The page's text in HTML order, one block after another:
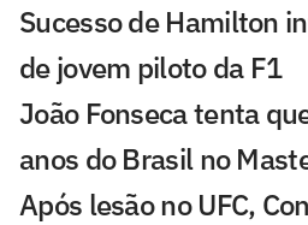
Sucesso de Hamilton
de jovem piloto da F1
João Fonseca tenta
anos do Brasil no
Após lesão no UFC,